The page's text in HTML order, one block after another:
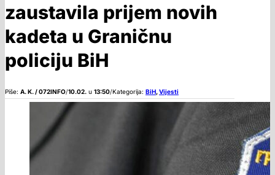
zaustavila prijem novih
kadeta u Graničnu
policiju BiH
Piše: A. K. / 072INFO/10.02. u 13:50/Kategorija: BiH,Vijesti